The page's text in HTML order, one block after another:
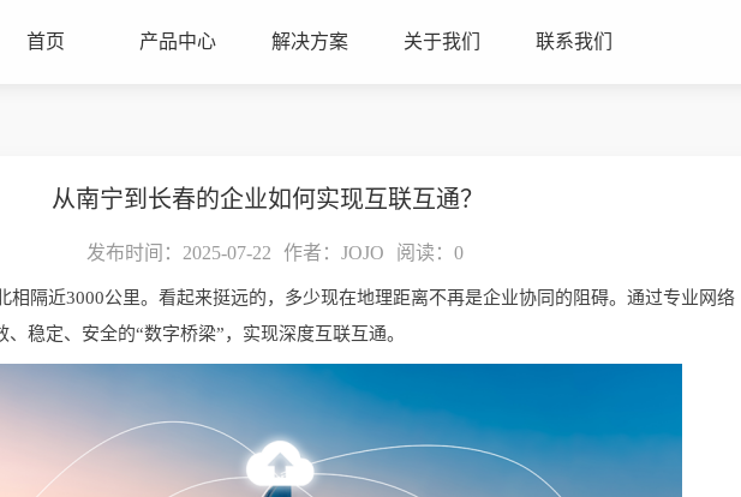
首页 产品中心 解决方案 关于我们 联系我们
从南宁到长春的企业如何实现互联互通？
发布时间：2025-07-22 作者：JOJO 阅读： 0
相隔近3000公里。看起来挺远的，多少现在地理距离不再是企业协同的阻碍。通过专业网络
稳定、安全的“数字桥梁”，实现深度互联互通。